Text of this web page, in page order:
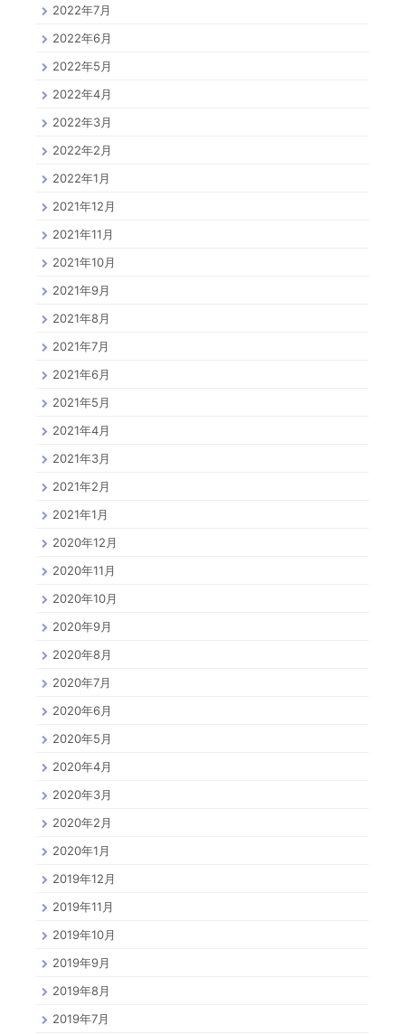
2022年7月
2022年6月
2022年5月
2022年4月
2022年3月
2022年2月
2022年1月
2021年12月
2021年11月
2021年10月
2021年9月
2021年8月
2021年7月
2021年6月
2021年5月
2021年4月
2021年3月
2021年2月
2021年1月
2020年12月
2020年11月
2020年10月
2020年9月
2020年8月
2020年7月
2020年6月
2020年5月
2020年4月
2020年3月
2020年2月
2020年1月
2019年12月
2019年11月
2019年10月
2019年9月
2019年8月
2019年7月